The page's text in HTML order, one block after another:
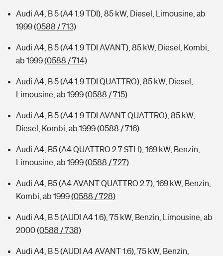
Audi A4, B 5 (A4 1.9 TDI), 85 kW, Diesel, Limousine, ab
1999(0588 / 713)
Audi A4, B 5 (A4 1.9 TDI AVANT), 85 kW, Diesel, Kombi,
ab 1999(0588 / 714)
Audi A4, B 5 (A4 1.9 TDI QUATTRO), 85 kW, Diesel,
Limousine, ab 1999(0588 / 715)
Audi A4, B 5 (A4 1.9 TDI AVANT QUATTRO), 85 kW,
Diesel, Kombi, ab 1999(0588 / 716)
Audi A4, B5 (A4 QUATTRO 2.7 STH), 169 kW, Benzin,
Limousine, ab 1999(0588 / 727)
Audi A4, B5 (A4 AVANT QUATTRO 2.7), 169 kW, Benzin,
Kombi, ab 1999(0588 / 728)
Audi A4, B 5 (AUDI A4 1.6), 75 kW, Benzin, Limousine, ab
2000(0588 / 738)
Audi A4, B 5 (AUDI A4 AVANT 1.6), 75 kW, Benzin,